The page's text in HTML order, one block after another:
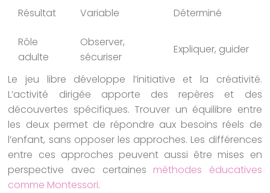
Résultat Variable Déterminé
Rôle
adulte
Observer,
sécuriser
Expliquer, guider
Le jeu libre développe l’initiative et la créativité.
L’activité dirigée apporte des repères et des
découvertes spécifiques. Trouver un équilibre entre
les deux permet de répondre aux besoins réels de
l’enfant, sans opposer les approches. Les différences
entre ces approches peuvent aussi être mises en
perspective avec certaines méthodes éducatives
comme Montessori.